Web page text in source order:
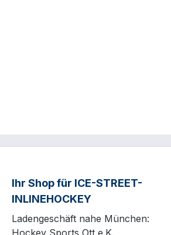
Ihr Shop für ICE-STREET-
INLINEHOCKEY
Ladengeschäft nahe München: